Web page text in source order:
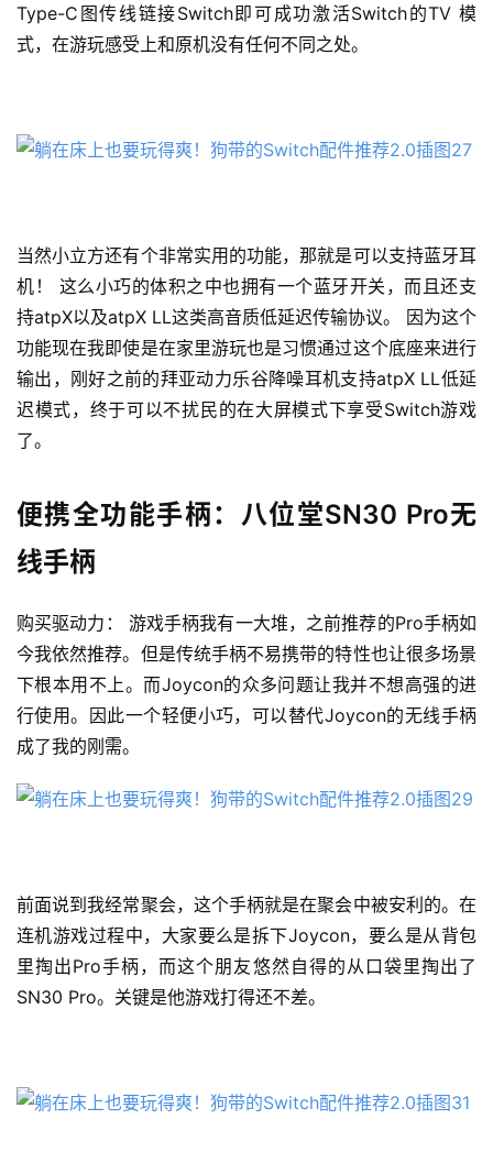
Type-C图传线链接Switch即可成功激活Switch的TV 模
式，在游玩感受上和原机没有任何不同之处。
当然小立方还有个非常实用的功能，那就是可以支持蓝牙耳
机！ 这么小巧的体积之中也拥有一个蓝牙开关，而且还支
持atpX以及atpX LL这类高音质低延迟传输协议。 因为这个
功能现在我即使是在家里游玩也是习惯通过这个底座来进行
输出，刚好之前的拜亚动力乐谷降噪耳机支持atpX LL低延
迟模式，终于可以不扰民的在大屏模式下享受Switch游戏
了。
便携全功能手柄：八位堂SN30 Pro无
线手柄
购买驱动力： 游戏手柄我有一大堆，之前推荐的Pro手柄如
今我依然推荐。但是传统手柄不易携带的特性也让很多场景
下根本用不上。而Joycon的众多问题让我并不想高强的进
行使用。因此一个轻便小巧，可以替代Joycon的无线手柄
成了我的刚需。
前面说到我经常聚会，这个手柄就是在聚会中被安利的。在
连机游戏过程中，大家要么是拆下Joycon，要么是从背包
里掏出Pro手柄，而这个朋友悠然自得的从口袋里掏出了
SN30 Pro。关键是他游戏打得还不差。